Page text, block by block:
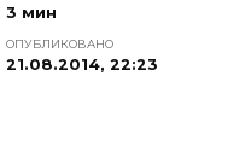
3 мин
ОПУБЛИКОВАНО
21.08.2014, 22:23